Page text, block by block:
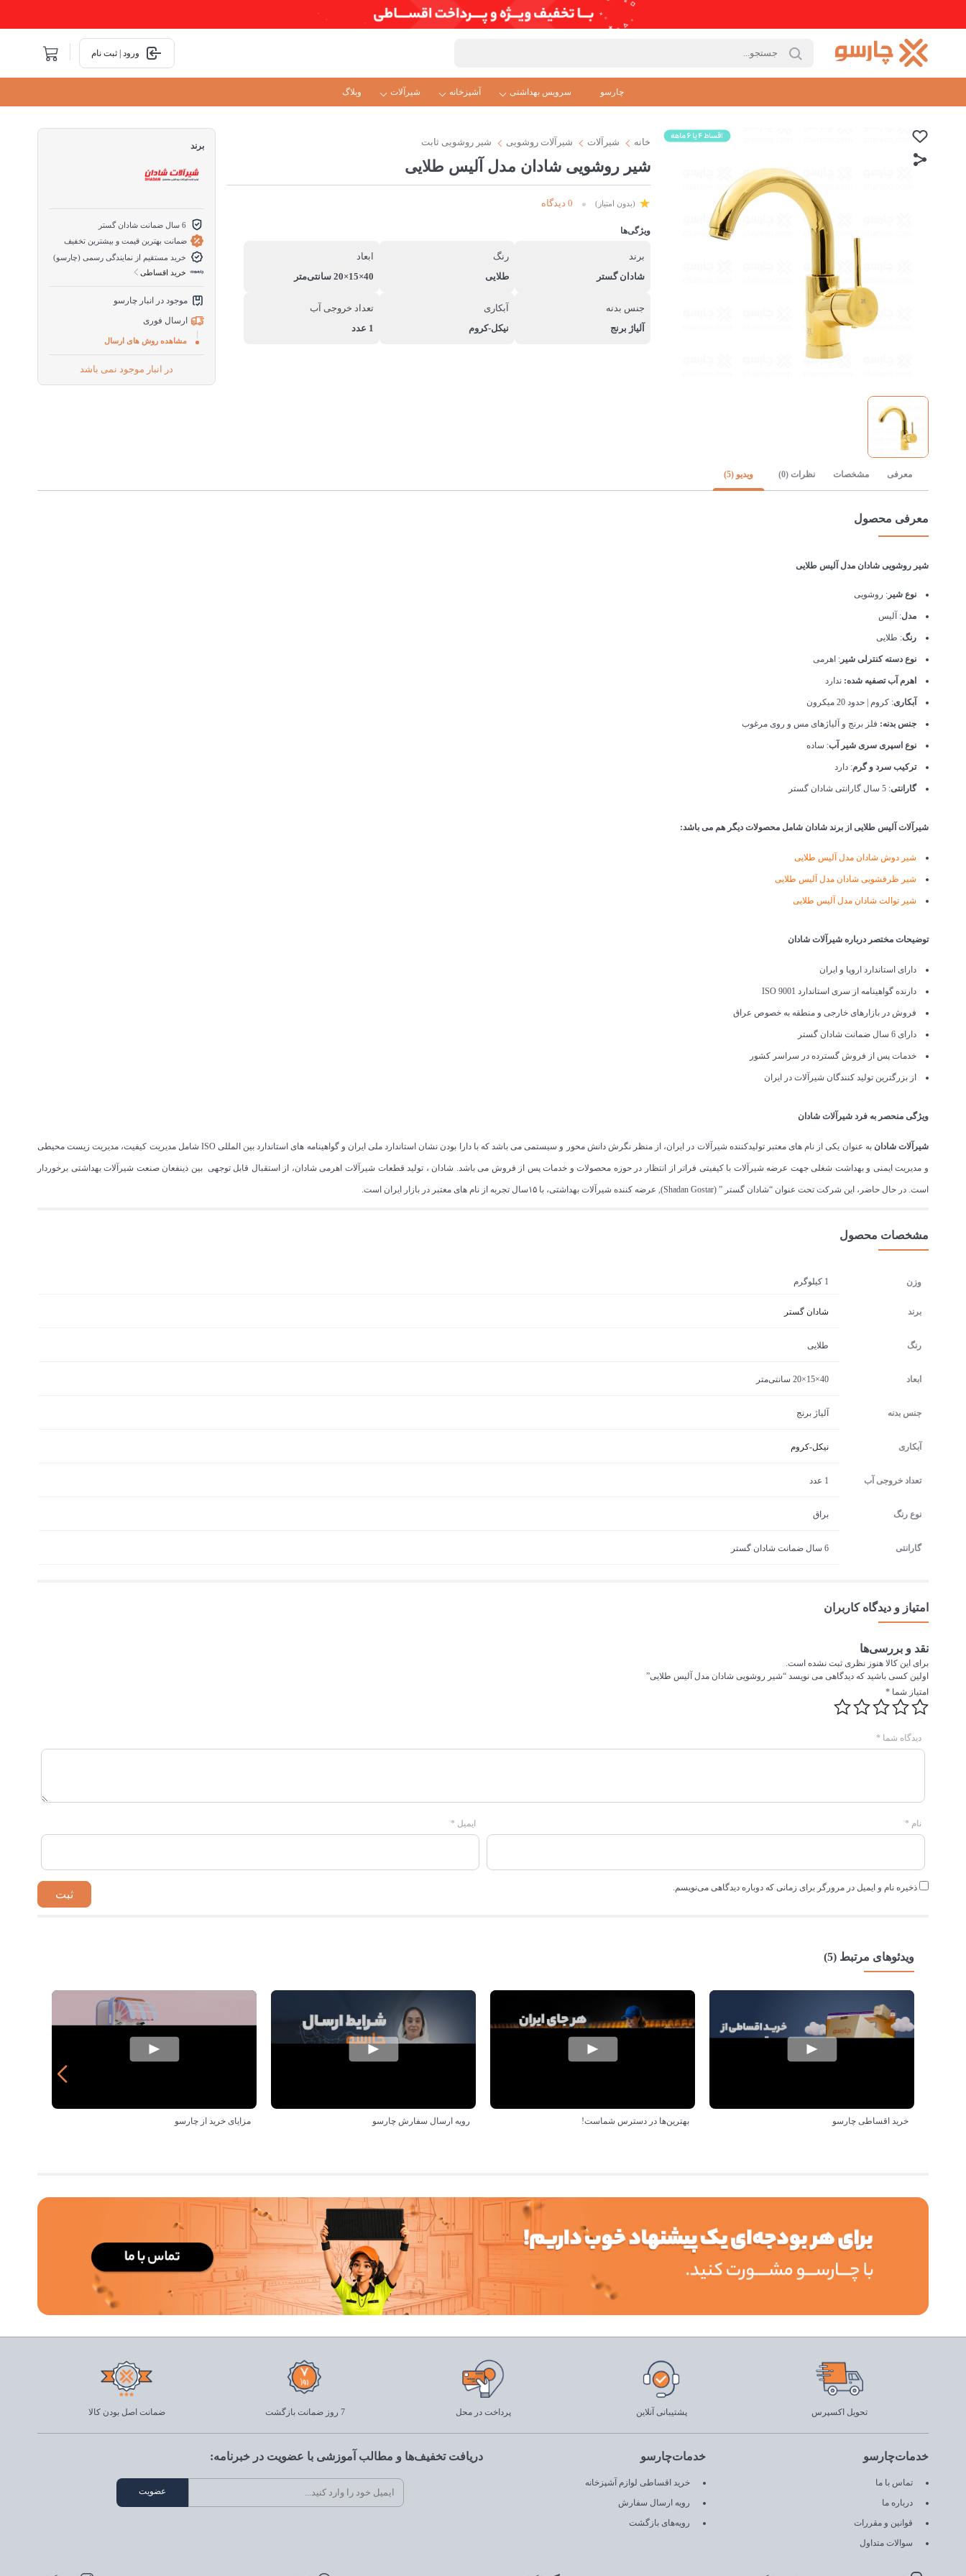
ورود | ثبت نام
چارسو سرویس بهداشتی آشپزخانه شیرآلات وبلاگ
خانه شیرآلات شیرآلات روشویی شیر روشویی ثابت
شیر روشویی شادان مدل آلیس طلایی
(بدون امتیاز) 0 دیدگاه
ویژگی‌ها
برند
شادان گستر
رنگ
طلایی
ابعاد
40×15×20 سانتی‌متر
جنس بدنه
آلیاژ برنج
آبکاری
نیکل-کروم
تعداد خروجی آب
1 عدد
برند
6 سال ضمانت شادان گستر
ضمانت بهترین قیمت و بیشترین تخفیف
خرید مستقیم از نمایندگی رسمی (چارسو)
خرید اقساطی
موجود در انبار چارسو
ارسال فوری
مشاهده روش های ارسال
در انبار موجود نمی باشد
معرفی مشخصات نظرات (0) ویدیو (5)
معرفی محصول
شیر روشویی شادان مدل آلیس طلایی
نوع شیر : روشویی
مدل: آلیس
رنگ: طلایی
نوع دسته کنترلی شیر : اهرمی
اهرم آب تصفیه شده: ندارد
آبکاری: کروم | حدود 20 میکرون
جنس بدنه: فلز برنج و آلیاژهای مس و روی مرغوب
نوع اسپری سری شیر آب: ساده
ترکیب سرد و گرم: دارد
گارانتی: 5 سال گارانتی شادان گستر
شیرآلات آلیس طلایی از برند شادان شامل محصولات دیگر هم می باشد:
شیر دوش شادان مدل آلیس طلایی
شیر ظرفشویی شادان مدل آلیس طلایی
شیر توالت شادان مدل آلیس طلایی
توضیحات مختصر درباره شیرآلات شادان
دارای استاندارد اروپا و ایران
دارنده گواهینامه از سری استاندارد ISO 9001
فروش در بازارهای خارجی و منطقه به خصوص عراق
دارای 6 سال ضمانت شادان گستر
خدمات پس از فروش گسترده در سراسر کشور
از بزرگترین تولید کنندگان شیرآلات در ایران
ویژگی منحصر به فرد شیرآلات شادان
شیرآلات شادان به عنوان یکی از نام های معتبر تولیدکننده شیرآلات در ایران، از منظر نگرش دانش محور و سیستمی می باشد که با دارا بودن نشان استاندارد ملی ایران و گواهینامه های استاندارد بین المللی ISO شامل مدیریت کیفیت، مدیریت زیست محیطی
و مدیریت ایمنی و بهداشت شغلی جهت عرضه شیرآلات با کیفیتی فراتر از انتظار در حوزه محصولات و خدمات پس از فروش می باشد. شادان ، تولید قطعات شیرآلات اهرمی شادان، از استقبال قابل توجهی بین ذینفعان صنعت شیرآلات بهداشتی برخوردار
است. در حال حاضر، این شرکت تحت عنوان “شادان گستر ” (Shadan Gostar), عرضه کننده شیرآلات بهداشتی، با ۱۵سال تجربه از نام های معتبر در بازار ایران است.
مشخصات محصول
وزن 1 کیلوگرم
برند شادان گستر
رنگ طلایی
ابعاد 40×15×20 سانتی‌متر
جنس بدنه آلیاژ برنج
آبکاری نیکل-کروم
تعداد خروجی آب 1 عدد
نوع رنگ براق
گارانتی 6 سال ضمانت شادان گستر
امتیاز و دیدگاه کاربران
نقد و بررسی‌ها
برای این کالا هنوز نظری ثبت نشده است.
اولین کسی باشید که دیدگاهی می نویسد “شیر روشویی شادان مدل آلیس طلایی”
امتیاز شما *
دیدگاه شما *
نام * ایمیل *
ذخیره نام و ایمیل در مرورگر برای زمانی که دوباره دیدگاهی می‌نویسم.
ویدئوهای مرتبط (5)
خرید اقساطی چارسو بهترین‌ها در دسترس شماست! رویه ارسال سفارش چارسو مزایای خرید از چارسو
تحویل اکسپرس پشتیبانی آنلاین پرداخت در محل 7 روز ضمانت بازگشت ضمانت اصل بودن کالا
خدمات‌چارسو
تماس با ما
درباره ما
قوانین و مقررات
سوالات متداول
خدمات‌چارسو
خرید اقساطی لوازم آشپزخانه
رویه ارسال سفارش
رویه‌های بازگشت
دریافت تخفیف‌ها و مطالب آموزشی با عضویت در خبرنامه: